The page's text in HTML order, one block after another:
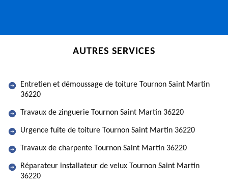
AUTRES SERVICES
Entretien et démoussage de toiture Tournon Saint Martin
36220
Travaux de zinguerie Tournon Saint Martin 36220
Urgence fuite de toiture Tournon Saint Martin 36220
Travaux de charpente Tournon Saint Martin 36220
Réparateur installateur de velux Tournon Saint Martin
36220